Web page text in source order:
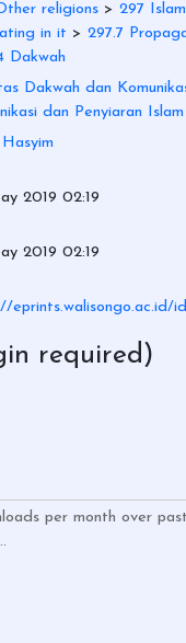
religions > 297
in it > 297.7
Dakwah
Dakwah dan
dan Penyiaran
2019 02:19
2019 02:19
eprints.walisongo.ac.id/
required)
per month over